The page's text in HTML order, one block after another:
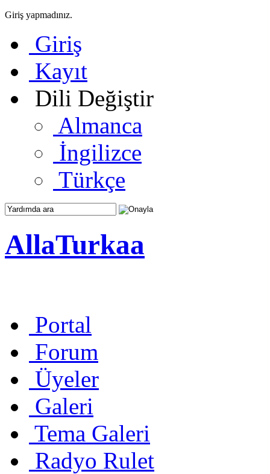
Giriş yapmadınız.
Giriş
Kayıt
Dili Değiştir
Almanca
İngilizce
Türkçe
AllaTurkaa
Portal
Forum
Üyeler
Galeri
Tema Galeri
Radyo Rulet